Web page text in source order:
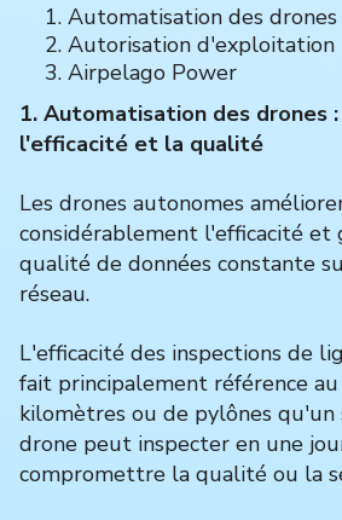
Automatisation des drones
Autorisation d'exploitation
Airpelago Power
1. Automatisation des drones
l'efficacité et la qualité
Les drones autonomes
considérablement l'efficacité et
qualité de données constante
réseau.
L'efficacité des inspections de
fait principalement référence
kilomètres ou de pylônes
drone peut inspecter en une
compromettre la qualité ou la